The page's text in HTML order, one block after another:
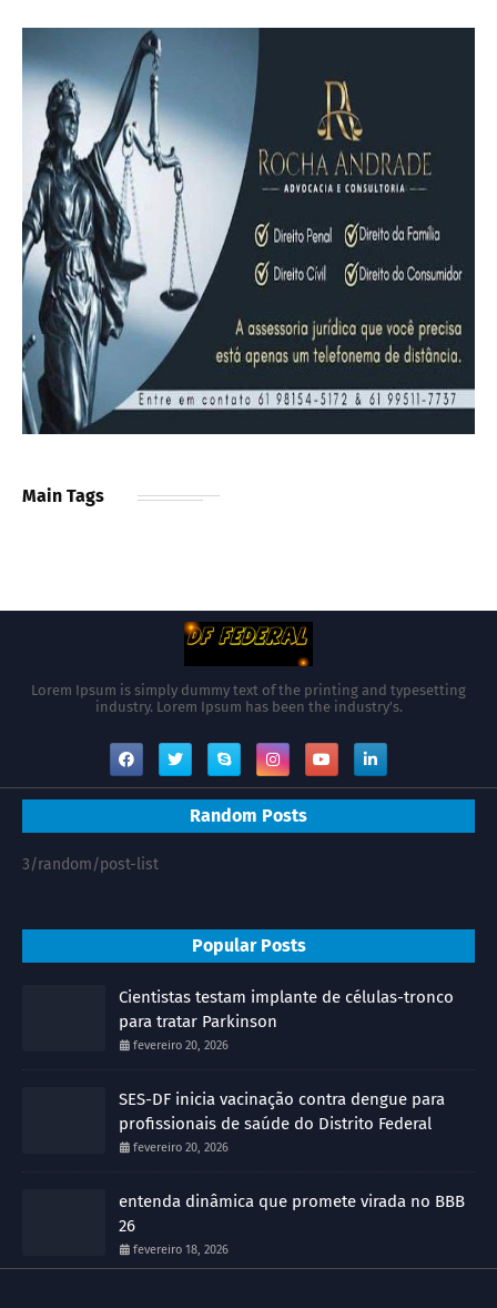
Main Tags
Lorem Ipsum is simply dummy text of the printing and typesetting
industry. Lorem Ipsum has been the industry's.
Random Posts
3/random/post-list
Popular Posts
Cientistas testam implante de células-tronco
para tratar Parkinson
fevereiro 20, 2026
SES-DF inicia vacinação contra dengue para
profissionais de saúde do Distrito Federal
fevereiro 20, 2026
entenda dinâmica que promete virada no BBB
26
fevereiro 18, 2026